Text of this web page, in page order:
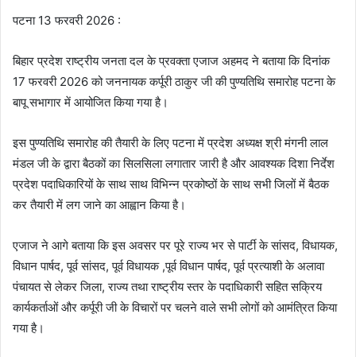
पटना 13 फरवरी 2026 :
बिहार प्रदेश राष्ट्रीय जनता दल के प्रवक्ता एजाज अहमद ने बताया कि दिनांक
17 फरवरी 2026 को जननायक कर्पूरी ठाकुर जी की पुण्यतिथि समारोह पटना के
बापू सभागार में आयोजित किया गया है।
इस पुण्यतिथि समारोह की तैयारी के लिए पटना में प्रदेश अध्यक्ष श्री मंगनी लाल
मंडल जी के द्वारा बैठकों का सिलसिला लगातार जारी है और आवश्यक दिशा निर्देश
प्रदेश पदाधिकारियों के साथ साथ विभिन्न प्रकोष्ठों के साथ सभी जिलों में बैठक
कर तैयारी में लग जाने का आह्वान किया ‌है।
एजाज ने आगे बताया कि इस अवसर पर पूरे राज्य भर से पार्टी के सांसद, विधायक,
विधान पार्षद, पूर्व सांसद, पूर्व विधायक ,पूर्व विधान पार्षद, पूर्व प्रत्याशी के अलावा
पंचायत से लेकर जिला, राज्य तथा राष्ट्रीय स्तर के पदाधिकारी सहित सक्रिय
कार्यकर्ताओं और कर्पूरी जी के विचारों पर चलने वाले सभी लोगों को आमंत्रित किया
गया है।